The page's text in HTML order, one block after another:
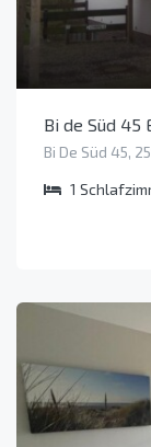
Bi de Süd 45
Bi De Süd 45,
1